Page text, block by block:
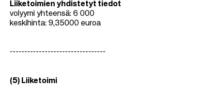
Liiketoimien yhdistetyt tiedot
volyymi yhteensä: 6 000
keskihinta: 9,35000 euroa
---------------------------------
(5) Liiketoimi